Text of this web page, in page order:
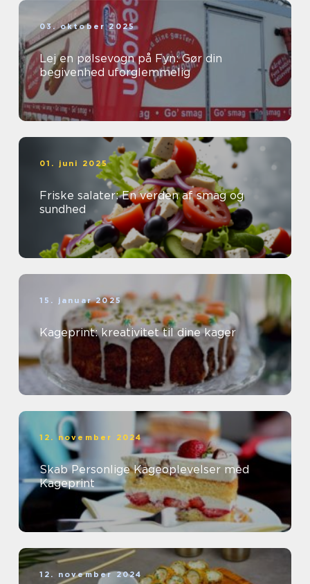
03. oktober 2025
Lej en pølsevogn på Fyn: Gør din
begivenhed uforglemmelig
01. juni 2025
Friske salater: En verden af smag og
sundhed
15. januar 2025
Kageprint: kreativitet til dine kager
12. november 2024
Skab Personlige Kageoplevelser med
Kageprint
12. november 2024